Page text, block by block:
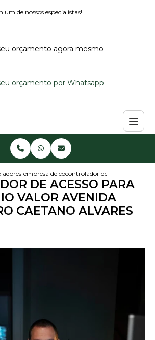
de nossos especialistas!
orçamento agora mesmo
orçamento por Whatsapp
de acesso
empresa de controlador de acesso
controlador de acesso para
DE ACESSO PARA
VALOR AVENIDA
CAETANO ALVARES